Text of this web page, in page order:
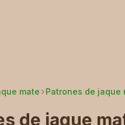
mate Patrones de
de jaque